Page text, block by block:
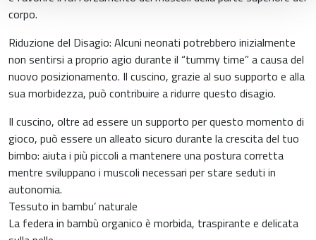
corpo.
Riduzione del Disagio: Alcuni neonati potrebbero inizialmente
non sentirsi a proprio agio durante il “tummy time” a causa del
nuovo posizionamento. Il cuscino, grazie al suo supporto e alla
sua morbidezza, può contribuire a ridurre questo disagio.
Il cuscino, oltre ad essere un supporto per questo momento di
gioco, può essere un alleato sicuro durante la crescita del tuo
bimbo: aiuta i più piccoli a mantenere una postura corretta
mentre sviluppano i muscoli necessari per stare seduti in
autonomia.
Tessuto in bambu’ naturale
La federa in bambù organico è morbida, traspirante e delicata